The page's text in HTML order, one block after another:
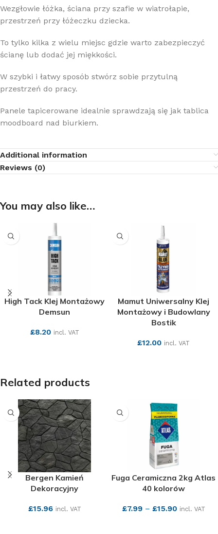
Wezgłowie łóżka, ściana przy szafie w wiatrołapie,
przestrzeń przy łóżeczku dziecka.
To tylko kilka z wielu miejsc gdzie warto zabezpieczyć
ścianę lub dodać jej miękkości.
W szybki i łatwy sposób stwórz sobie przytulną
przestrzeń do pracy.
Panele tapicerowane idealnie sprawdzają się jak tablica
moodboard nad biurkiem.
Additional information
Reviews (0)
You may also like…
High Tack Klej Montażowy
Demsun
£8.20 incl. VAT
Mamut Uniwersalny Klej
Montażowy i Budowlany
Bostik
£12.00 incl. VAT
Related products
Bergen Kamień
Dekoracyjny
£15.96 incl. VAT
Fuga Ceramiczna 2kg Atlas
40 kolorów
£7.99– £15.90 incl. VAT